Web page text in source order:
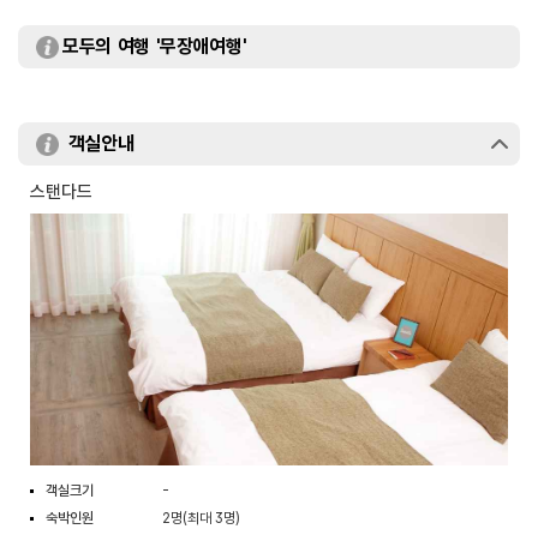
모두의 여행 '무장애여행'
객실안내
스탠다드
객실크기
-
숙박인원
2명(최대 3명)